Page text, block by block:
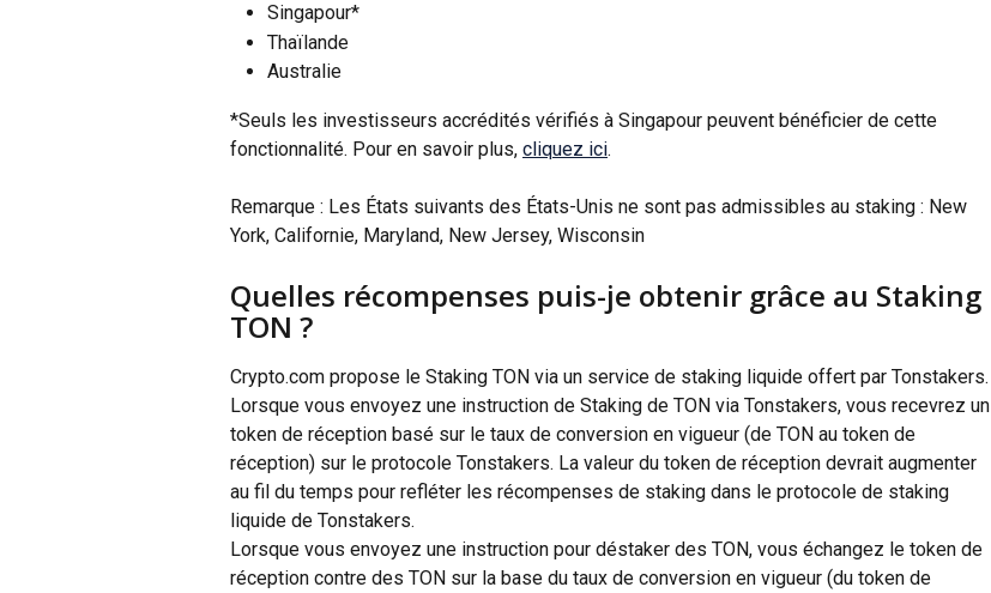
Singapour*
Thaïlande
Australie
*Seuls les investisseurs accrédités vérifiés à Singapour peuvent bénéficier de cette
fonctionnalité. Pour en savoir plus, cliquez ici.
Remarque : Les États suivants des États-Unis ne sont pas admissibles au staking : New
York, Californie, Maryland, New Jersey, Wisconsin
Quelles récompenses puis-je obtenir grâce au Staking
TON ?
Crypto.com propose le Staking TON via un service de staking liquide offert par Tonstakers.
Lorsque vous envoyez une instruction de Staking de TON via Tonstakers, vous recevrez un
token de réception basé sur le taux de conversion en vigueur (de TON au token de
réception) sur le protocole Tonstakers. La valeur du token de réception devrait augmenter
au fil du temps pour refléter les récompenses de staking dans le protocole de staking
liquide de Tonstakers.
Lorsque vous envoyez une instruction pour déstaker des TON, vous échangez le token de
réception contre des TON sur la base du taux de conversion en vigueur (du token de